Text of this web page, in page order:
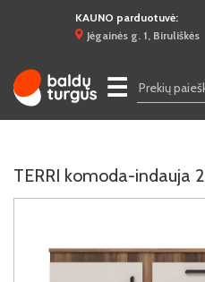
KAUNO parduotuvė:
Jėgainės g. 1, Biruliškės
☰
TERRI komoda-indauja